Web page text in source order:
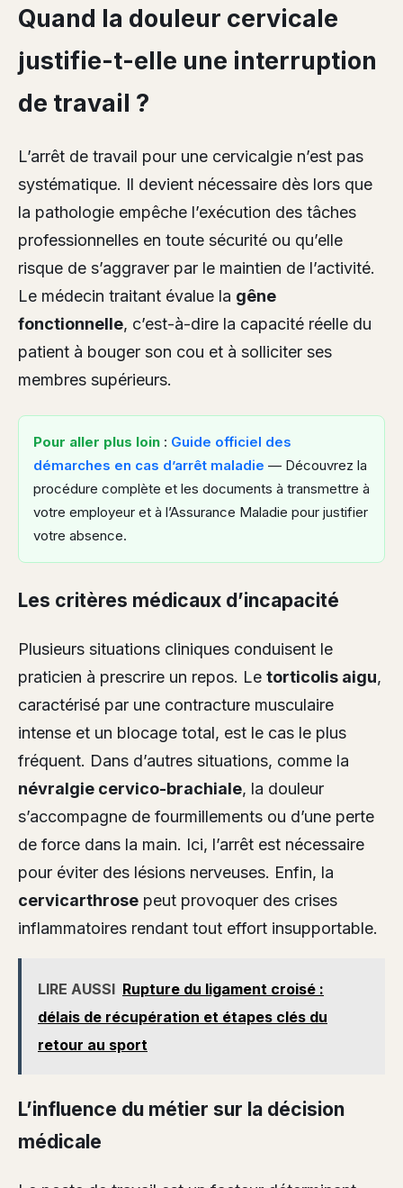
Quand la douleur cervicale
justifie-t-elle une interruption
de travail ?
L’arrêt de travail pour une cervicalgie n’est pas
systématique. Il devient nécessaire dès lors que
la pathologie empêche l’exécution des tâches
professionnelles en toute sécurité ou qu’elle
risque de s’aggraver par le maintien de l’activité.
Le médecin traitant évalue la gêne
fonctionnelle, c’est-à-dire la capacité réelle du
patient à bouger son cou et à solliciter ses
membres supérieurs.
Pour aller plus loin : Guide officiel des
démarches en cas d’arrêt maladie — Découvrez la
procédure complète et les documents à transmettre à
votre employeur et à l’Assurance Maladie pour justifier
votre absence.
Les critères médicaux d’incapacité
Plusieurs situations cliniques conduisent le
praticien à prescrire un repos. Le torticolis aigu,
caractérisé par une contracture musculaire
intense et un blocage total, est le cas le plus
fréquent. Dans d’autres situations, comme la
névralgie cervico-brachiale, la douleur
s’accompagne de fourmillements ou d’une perte
de force dans la main. Ici, l’arrêt est nécessaire
pour éviter des lésions nerveuses. Enfin, la
cervicarthrose peut provoquer des crises
inflammatoires rendant tout effort insupportable.
LIRE AUSSI Rupture du ligament croisé :
délais de récupération et étapes clés du
retour au sport
L’influence du métier sur la décision
médicale